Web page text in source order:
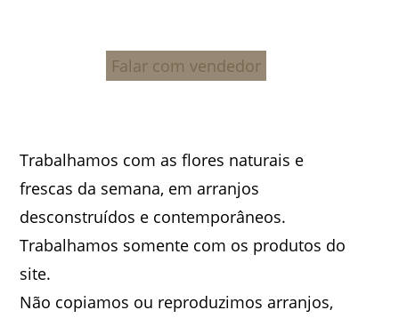
Falar com vendedor
Trabalhamos com as flores naturais e
frescas da semana, em arranjos
desconstruídos e contemporâneos.
Trabalhamos somente com os produtos do
site.
Não copiamos ou reproduzimos arranjos,